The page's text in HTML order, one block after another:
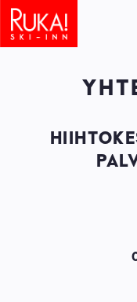
Hyppää
pääsisältöön